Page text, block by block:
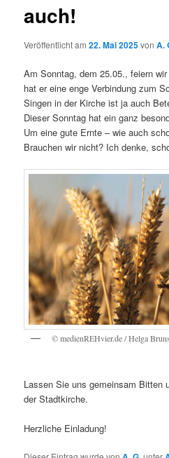
auch!
Veröffentlicht am22. Mai 2025vonA.
Am Sonntag, dem 25.05., feiern
hat er eine enge Verbindung zum
Singen in der Kirche ist ja auch
Dieser Sonntag hat ein ganz
Um eine gute Ernte – wie auch
Brauchen wir nicht? Ich denke,
© medienREHvier.de / Helga
Lassen Sie uns gemeinsam Bitten
der Stadtkirche.
Herzliche Einladung!